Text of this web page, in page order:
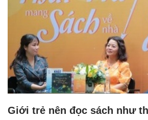
Giới trẻ nên đọc sách như